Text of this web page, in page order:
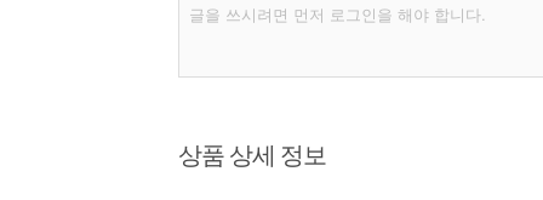
상품 상세 정보